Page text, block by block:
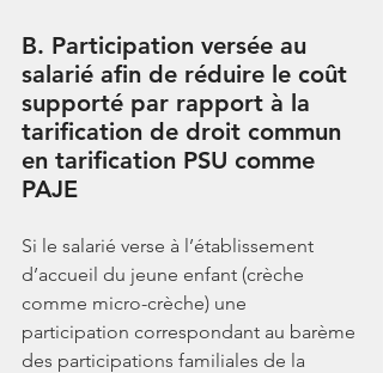
B. Participation versée au
salarié afin de réduire le coût
supporté par rapport à la
tarification de droit commun
en tarification PSU comme
PAJE
Si le salarié verse à l’établissement
d’accueil du jeune enfant (crèche
comme micro-crèche) une
participation correspondant au barème
des participations familiales de la